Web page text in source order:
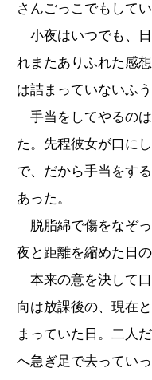
さんごっこでもして
小夜はいつでも、
れまたありふれた感
は詰まっていないふ
手当をしてやるの
た。先程彼女が口に
で、だから手当をす
あった。
脱脂綿で傷をなぞ
夜と距離を縮めた日の
本来の意を決して
向は放課後の、現在
まっていた日。二人
へ急ぎ足で去っていっ